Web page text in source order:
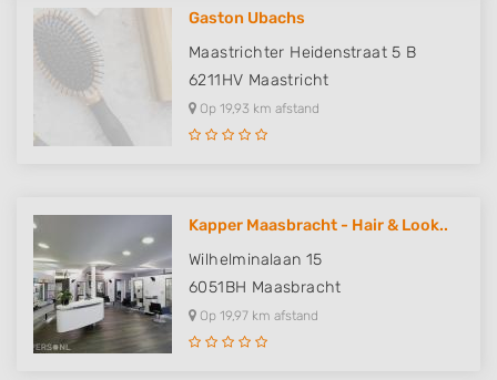
Gaston Ubachs
Maastrichter Heidenstraat 5 B
6211HV Maastricht
Op 19,93 km afstand
Kapper Maasbracht - Hair & Look..
Wilhelminalaan 15
6051BH Maasbracht
Op 19,97 km afstand
IAB processing purposes:
Store and/or access information on a device
Use limited data to select advertising
Create profiles for personalised advertising
Create profiles to personalise content
Use profiles to select personalised content
Measure advertising performance